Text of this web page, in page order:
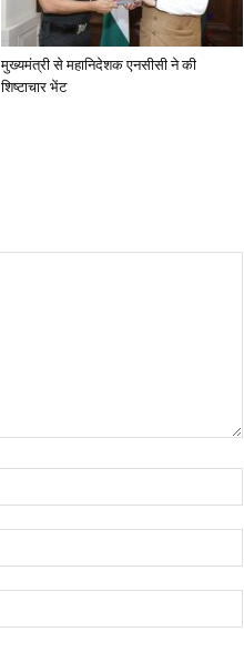
मुख्यमंत्री से महानिदेशक एनसीसी ने की
शिष्टाचार भेंट